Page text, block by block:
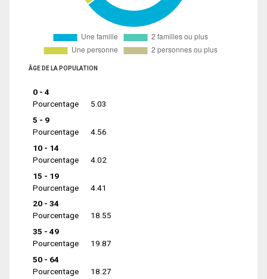
ÂGE DE LA POPULATION
0 - 4
Pourcentage
5.03
5 - 9
Pourcentage
4.56
10 - 14
Pourcentage
4.02
15 - 19
Pourcentage
4.41
20 - 34
Pourcentage
18.55
35 - 49
Pourcentage
19.87
50 - 64
Pourcentage
18.27